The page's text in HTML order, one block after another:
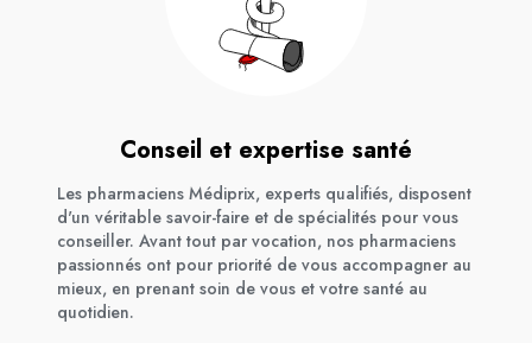
Conseil et expertise santé
Les pharmaciens Médiprix, experts qualifiés, disposent
d'un véritable savoir-faire et de spécialités pour vous
conseiller. Avant tout par vocation, nos pharmaciens
passionnés ont pour priorité de vous accompagner au
mieux, en prenant soin de vous et votre santé au
quotidien.